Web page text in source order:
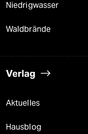
Niedrigwasser
Waldbrände
Verlag
Aktuelles
Hausblog